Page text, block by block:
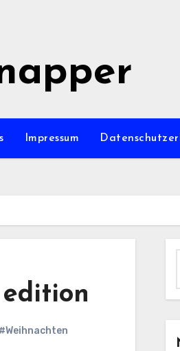
Impressum
#Weihnachten